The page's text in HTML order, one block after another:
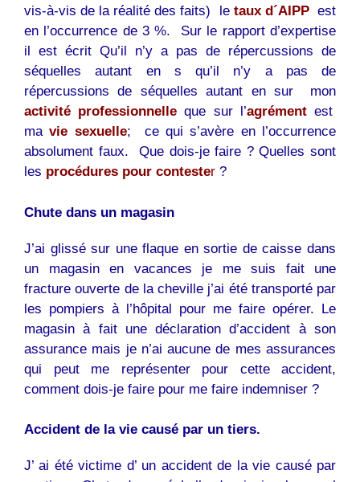
vis-à-vis de la réalité des faits) le taux d´AIPPest
en l’occurrence de 3 %. Sur le rapport d’expertise
il est écrit Qu’il n’y a pas de répercussions de
séquelles autant en s qu’il n’y a pas de
répercussions de séquelles autant en sur mon
activité professionnelle que sur l’agrément est
mavie sexuelle; ce qui s’avère en l’occurrence
absolument faux. Que dois-je faire ? Quelles sont
les procédures pour contester ?
Chute dans un magasin
J’ai glissé sur une flaque en sortie de caisse dans
un magasin en vacances je me suis fait une
fracture ouverte de la cheville j’ai été transporté par
les pompiers à l’hôpital pour me faire opérer. Le
magasin à fait une déclaration d’accident à son
assurance mais je n’ai aucune de mes assurances
qui peut me représenter pour cette accident,
comment dois-je faire pour me faire indemniser ?
Accident de la vie causé par un tiers.
J’ ai été victime d’ un accident de la vie causé par